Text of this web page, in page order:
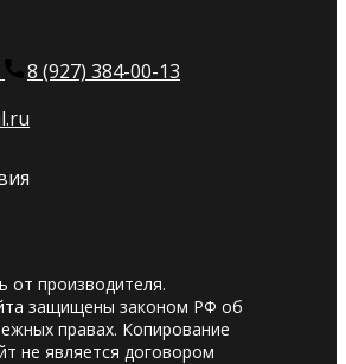
8 (927) 384-00-13
от производителя.
защищены законом РФ об
правах. Копирование
не является договором